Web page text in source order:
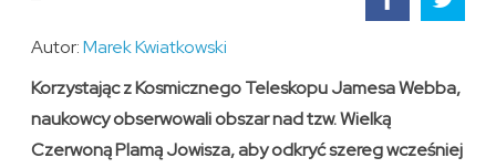
Autor:Marek Kwiatkowski
Korzystając z Kosmicznego Teleskopu Jamesa Webba,
naukowcy obserwowali obszar nad tzw. Wielką
Czerwoną Plamą Jowisza, aby odkryć szereg wcześniej